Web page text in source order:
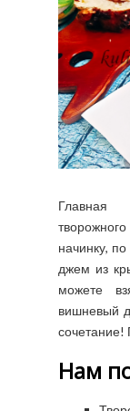
Главная
начинку,
джем из
можете
вишневый
сочетание!
Нам